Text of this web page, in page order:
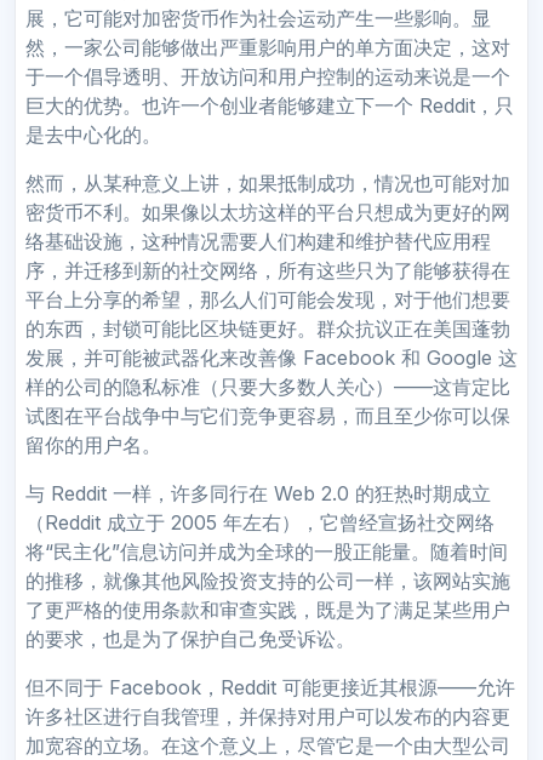
展，它可能对加密货币作为社会运动产生一些影响。显
然，一家公司能够做出严重影响用户的单方面决定，这对
于一个倡导透明、开放访问和用户控制的运动来说是一个
巨大的优势。也许一个创业者能够建立下一个 Reddit，只
是去中心化的。
然而，从某种意义上讲，如果抵制成功，情况也可能对加
密货币不利。如果像以太坊这样的平台只想成为更好的网
络基础设施，这种情况需要人们构建和维护替代应用程
序，并迁移到新的社交网络，所有这些只为了能够获得在
平台上分享的希望，那么人们可能会发现，对于他们想要
的东西，封锁可能比区块链更好。群众抗议正在美国蓬勃
发展，并可能被武器化来改善像 Facebook 和 Google 这
样的公司的隐私标准（只要大多数人关心）——这肯定比
试图在平台战争中与它们竞争更容易，而且至少你可以保
留你的用户名。
与 Reddit 一样，许多同行在 Web 2.0 的狂热时期成立
（Reddit 成立于 2005 年左右），它曾经宣扬社交网络
将“民主化”信息访问并成为全球的一股正能量。随着时间
的推移，就像其他风险投资支持的公司一样，该网站实施
了更严格的使用条款和审查实践，既是为了满足某些用户
的要求，也是为了保护自己免受诉讼。
但不同于 Facebook，Reddit 可能更接近其根源——允许
许多社区进行自我管理，并保持对用户可以发布的内容更
加宽容的立场。在这个意义上，尽管它是一个由大型公司